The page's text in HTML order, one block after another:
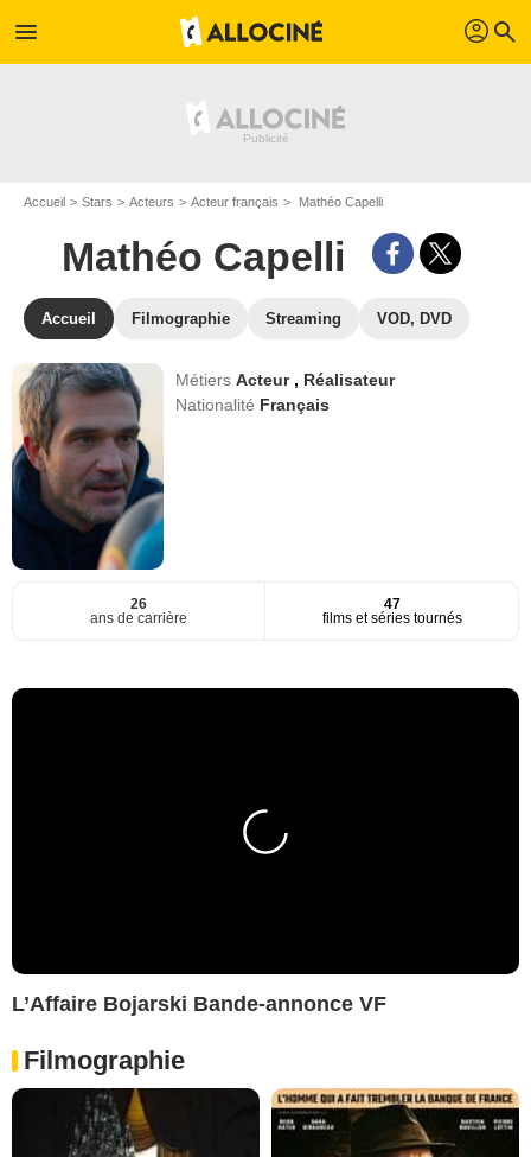
menu profil search
Accueil Stars Acteurs Acteur français Mathéo Capelli
Mathéo Capelli
Accueil Filmographie Streaming VOD, DVD
MétiersActeur , Réalisateur
Nationalité Français
26
ans de carrière
47
films et séries tournés
L’Affaire Bojarski Bande-annonce VF
Filmographie